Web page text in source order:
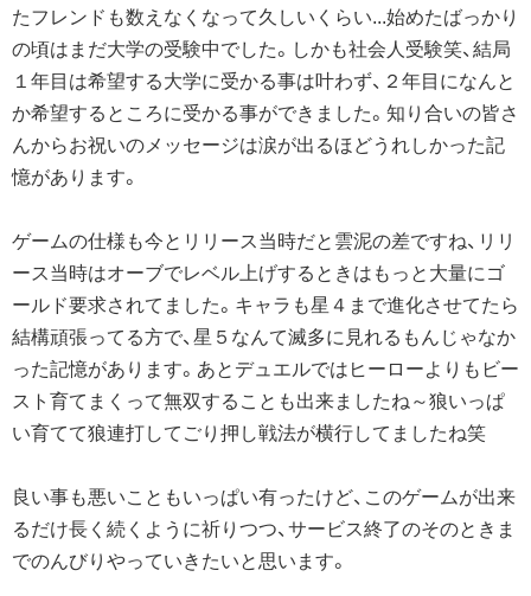
たフレンドも数えなくなって久しいくらい...始めたばっかり
の頃はまだ大学の受験中でした。しかも社会人受験笑、結局
１年目は希望する大学に受かる事は叶わず、２年目になんと
か希望するところに受かる事ができました。知り合いの皆さ
んからお祝いのメッセージは涙が出るほどうれしかった記
憶があります。
ゲームの仕様も今とリリース当時だと雲泥の差ですね、リリ
ース当時はオーブでレベル上げするときはもっと大量にゴ
ールド要求されてました。キャラも星４まで進化させてたら
結構頑張ってる方で、星５なんて滅多に見れるもんじゃなか
った記憶があります。あとデュエルではヒーローよりもビー
スト育てまくって無双することも出来ましたね～狼いっぱ
い育てて狼連打してごり押し戦法が横行してましたね笑
良い事も悪いこともいっぱい有ったけど、このゲームが出来
るだけ長く続くように祈りつつ、サービス終了のそのときま
でのんびりやっていきたいと思います。